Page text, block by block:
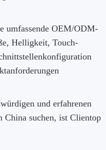
umfassende OEM/ODM-
Helligkeit, Touch-
und erfahrenen
suchen, ist Clientop